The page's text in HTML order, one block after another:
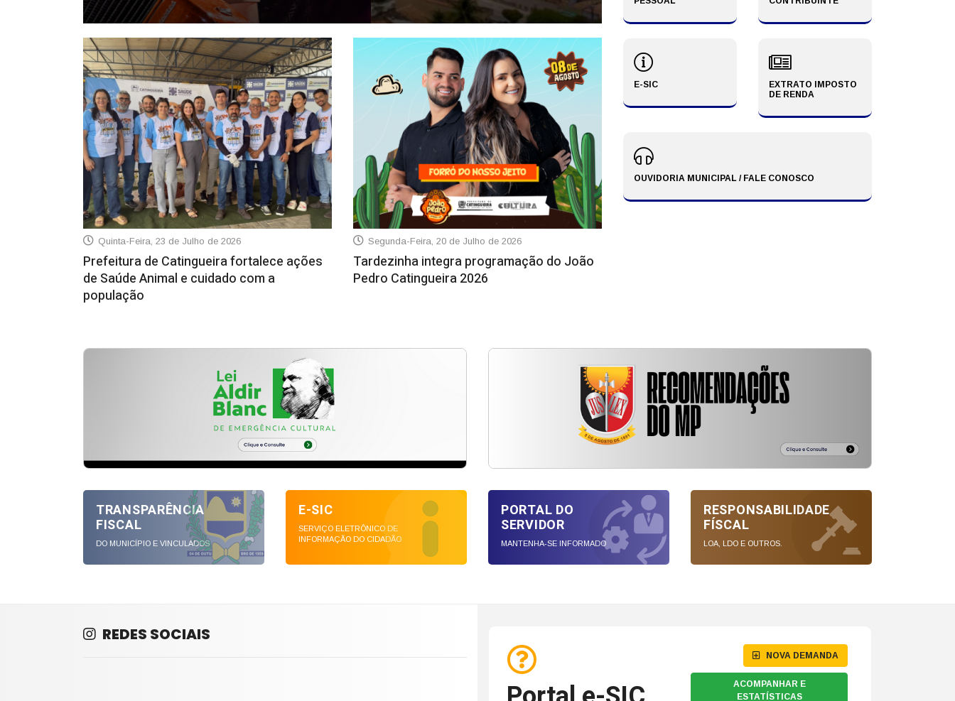
Quinta-Feira, 23 de Julho de 2026
Prefeitura de Catingueira fortalece ações
de Saúde Animal e cuidado com a
população
Segunda-Feira, 20 de Julho de 2026
Tardezinha integra programação do João
Pedro Catingueira 2026
E-SIC
EXTRATO IMPOSTO
DE RENDA
OUVIDORIA MUNICIPAL / FALE CONOSCO
TRANSPARÊNCIA
FISCAL
DO MUNICÍPIO E VINCULADOS
E-SIC
SERVIÇO ELETRÔNICO DE
INFORMAÇÃO DO CIDADÃO
PORTAL DO
SERVIDOR
MANTENHA-SE INFORMADO
RESPONSABILIDADE
FÍSCAL
LOA, LDO E OUTROS.
REDES SOCIAIS
NOVA DEMANDA
ACOMPANHAR E
ESTATÍSTICAS